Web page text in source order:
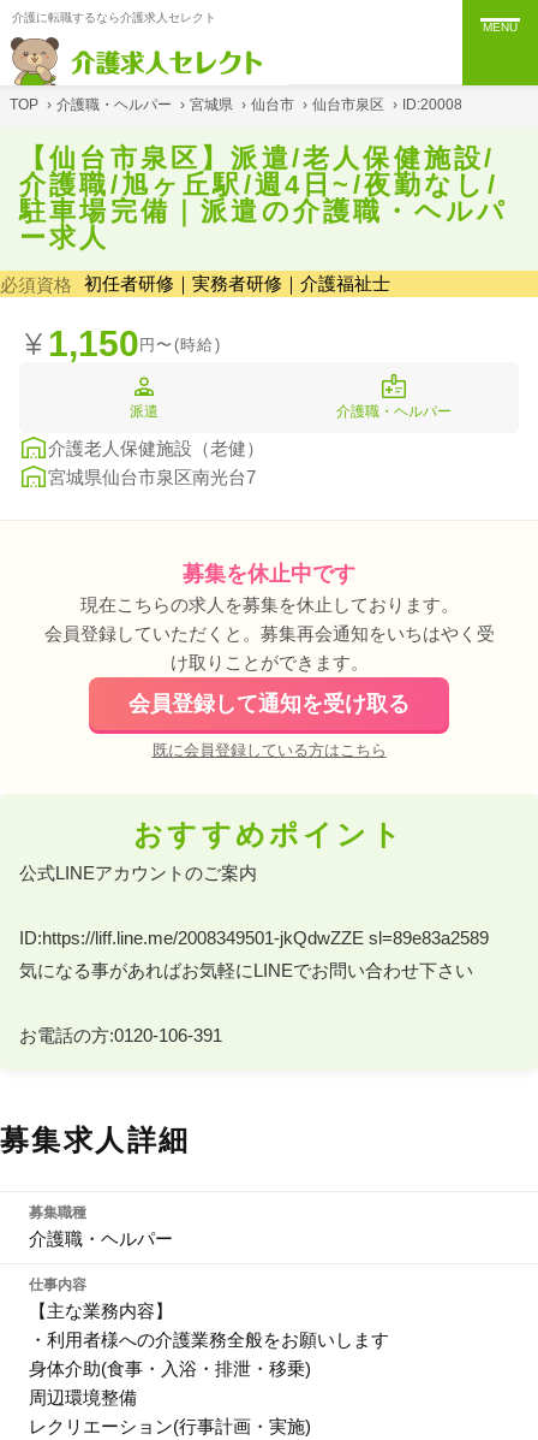
介護に転職するなら介護求人セレクト
MENU
TOP › 介護職・ヘルパー › 宮城県 › 仙台市 › 仙台市泉区 › ID:20008
【仙台市泉区】派遣/老人保健施設/
介護職/旭ヶ丘駅/週4日~/夜勤なし/
駐車場完備｜派遣の介護職・ヘルパ
ー求人
必須資格 初任者研修｜実務者研修｜介護福祉士
1,150円〜(時給)
派遣 介護職・ヘルパー
介護老人保健施設（老健）
宮城県仙台市泉区南光台7
募集を休止中です
現在こちらの求人を募集を休止しております。
会員登録していただくと。募集再会通知をいちはやく受
け取りことができます。
会員登録して通知を受け取る
既に会員登録している方はこちら
おすすめポイント
公式LINEアカウントのご案内
ID:https://liff.line.me/2008349501-jkQdwZZE sl=89e83a2589
気になる事があればお気軽にLINEでお問い合わせ下さい
お電話の方:0120-106-391
募集求人詳細
募集職種
介護職・ヘルパー
仕事内容
【主な業務内容】
・利用者様への介護業務全般をお願いします
身体介助(食事・入浴・排泄・移乗)
周辺環境整備
レクリエーション(行事計画・実施)